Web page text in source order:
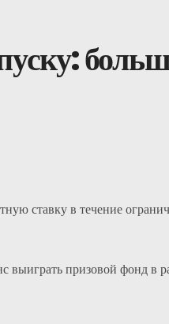
ставку в течение
выиграть призовой фонд в